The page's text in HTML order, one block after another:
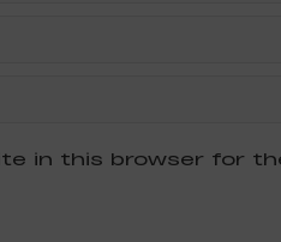
in this browser for